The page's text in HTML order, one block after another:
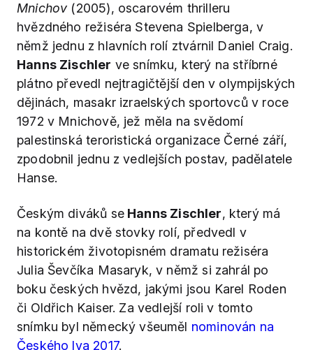
Mnichov (2005), oscarovém thrilleru
hvězdného režiséra Stevena Spielberga, v
němž jednu z hlavních rolí ztvárnil Daniel Craig.
Hanns Zischler ve snímku, který na stříbrné
plátno převedl nejtragičtější den v olympijských
dějinách, masakr izraelských sportovců v roce
1972 v Mnichově, jež měla na svědomí
palestinská teroristická organizace Černé září,
zpodobnil jednu z vedlejších postav, padělatele
Hanse.
Českým diváků seHanns Zischler, který má
na kontě na dvě stovky rolí, předvedl v
historickém životopisném dramatu režiséra
Julia Ševčíka Masaryk, v němž si zahrál po
boku českých hvězd, jakými jsou Karel Roden
či Oldřich Kaiser. Za vedlejší roli v tomto
snímku byl německý všeuměl nominován na
Českého lva 2017.